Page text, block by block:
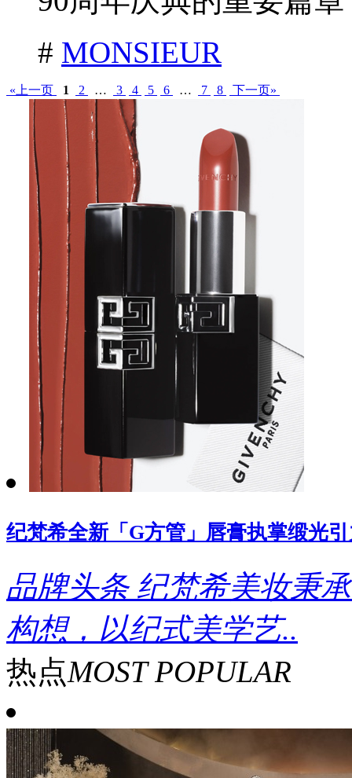
# MONSIEUR
«上一页 1 2 … 3 4 5 6 … 7 8 下一页»
纪梵希全新「G方管」唇膏执掌缎光
品牌头条 纪梵希美妆秉
构想，以纪式美学艺..
热点MOST POPULAR